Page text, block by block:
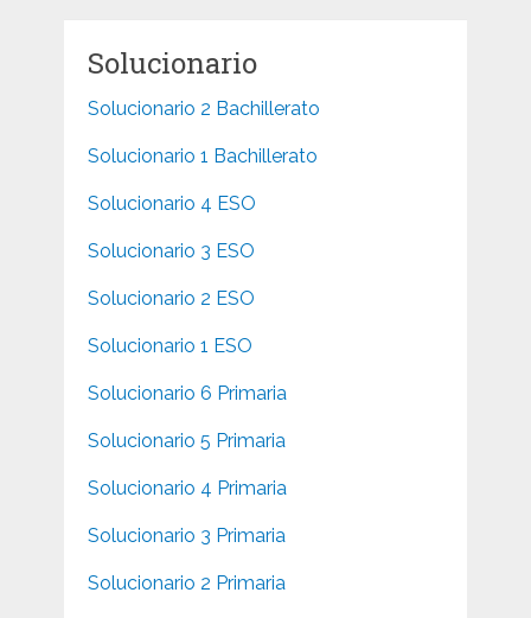
Solucionario
Solucionario 2 Bachillerato
Solucionario 1 Bachillerato
Solucionario 4 ESO
Solucionario 3 ESO
Solucionario 2 ESO
Solucionario 1 ESO
Solucionario 6 Primaria
Solucionario 5 Primaria
Solucionario 4 Primaria
Solucionario 3 Primaria
Solucionario 2 Primaria